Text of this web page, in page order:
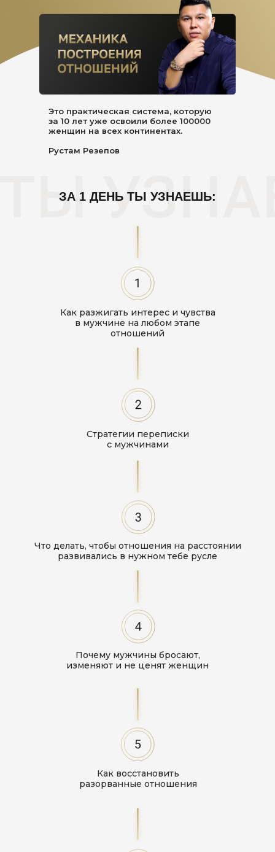
ЗА 1 ДЕНЬ ТЫ УЗНАЕШЬ:
Как разжигать интерес и чувства
в мужчине на любом этапе
отношений
Это практическая система, которую
за 10 лет уже освоили более 100000
женщин на всех континентах.
Рустам Резепов
Что делать, чтобы отношения на расстоянии
развивались в нужном тебе русле
Как восстановить
разорванные отношения
Стратегии переписки
с мужчинами
Почему мужчины бросают,
изменяют и не ценят женщин